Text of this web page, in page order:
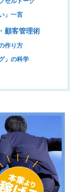
」一言
顧客管理術
作り方
」の科学